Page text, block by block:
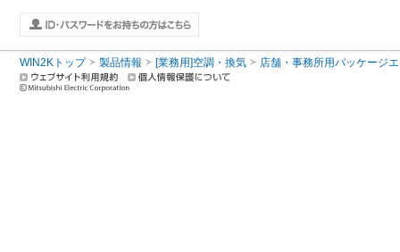
WIN2Kトップ 製品情報 [業務用]空調・換気 店舗・事務所用パッケージ